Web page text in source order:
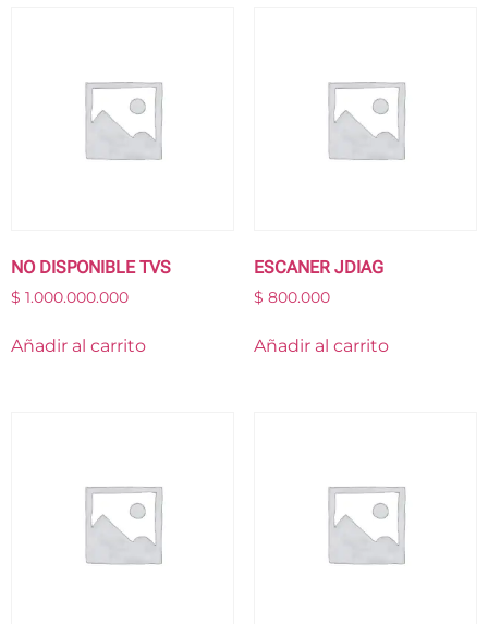
NO DISPONIBLE TVS
$ 1.000.000.000
Añadir al carrito
ESCANER JDIAG
$ 800.000
Añadir al carrito